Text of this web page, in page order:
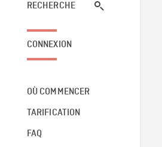
RECHERCHE
CONNEXION
OÙ COMMENCER
TARIFICATION
FAQ